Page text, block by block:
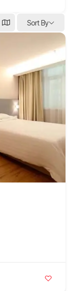
Sort By